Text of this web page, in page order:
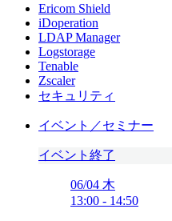
Ericom Shield
iDoperation
LDAP Manager
Logstorage
Tenable
Zscaler
セキュリティ
イベント／セミナー
イベント終了
06/04 木
13:00 - 14:50